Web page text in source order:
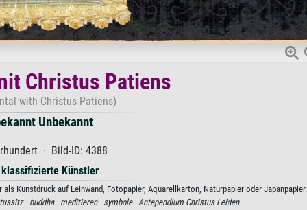
Christus Patiens
with Christus Patiens)
Unbekannt
· Bild-ID: 4388
Künstler
Kunstdruck auf Leinwand, Fotopapier, Aquarellkarton, Naturpapier oder Japanpapier.
· buddha · meditieren · symbole · Antependium Christus Leiden